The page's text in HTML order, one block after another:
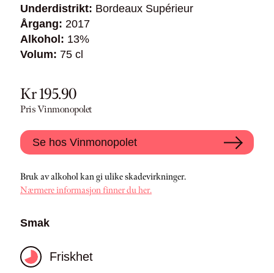
Underdistrikt: Bordeaux Supérieur
Årgang: 2017
Alkohol: 13%
Volum: 75 cl
Kr 195.90
Pris Vinmonopolet
Se hos Vinmonopolet
Bruk av alkohol kan gi ulike skadevirkninger.
Nærmere informasjon finner du her.
Smak
Friskhet